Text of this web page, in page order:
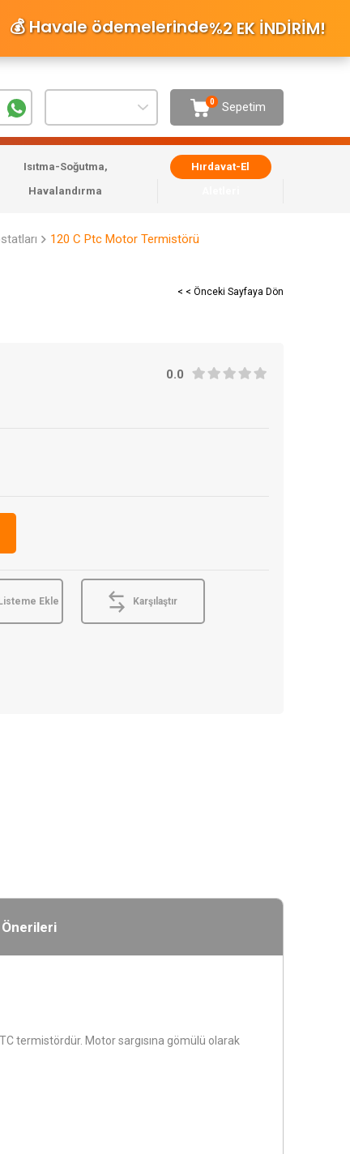
💰 Havale ödemelerinde%2 EK İNDİRİM!
Sepetim
0
Isıtma-Soğutma,
Havalandırma
Hırdavat-El
120 C Ptc Motor Termistörü
< < Önceki Sayfaya Dön
0.0
Ekle Karşılaştır
termistördür. Motor sargısına gömülü olarak